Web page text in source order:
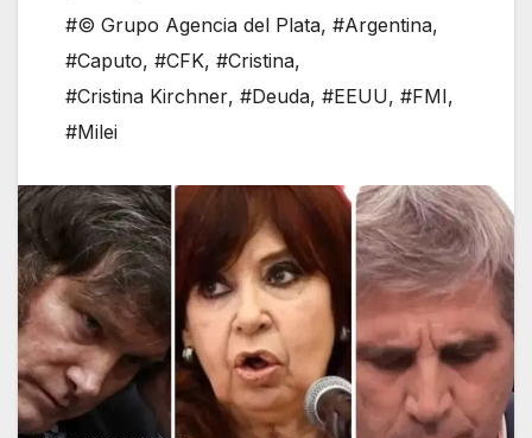
#© Grupo Agencia del Plata, #Argentina,
#Caputo, #CFK, #Cristina,
#Cristina Kirchner, #Deuda, #EEUU, #FMI,
#Milei